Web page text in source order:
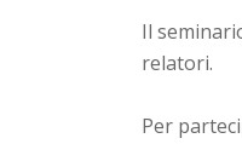
Il
relatori.
Per